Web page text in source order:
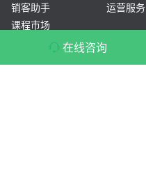
销客助手
课程市场
运营服务
常见问题
产品安装
在线咨询